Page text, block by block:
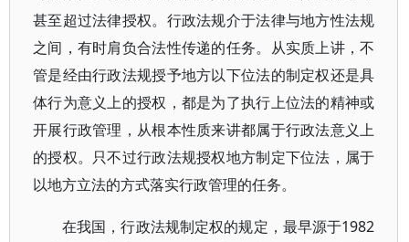
甚至超过法律授权。行政法规介于法律与地方性法规
之间，有时肩负合法性传递的任务。从实质上讲，不
管是经由行政法规授予地方以下位法的制定权还是具
体行为意义上的授权，都是为了执行上位法的精神或
开展行政管理，从根本性质来讲都属于行政法意义上
的授权。只不过行政法规授权地方制定下位法，属于
以地方立法的方式落实行政管理的任务。
在我国，行政法规制定权的规定，最早源于1982